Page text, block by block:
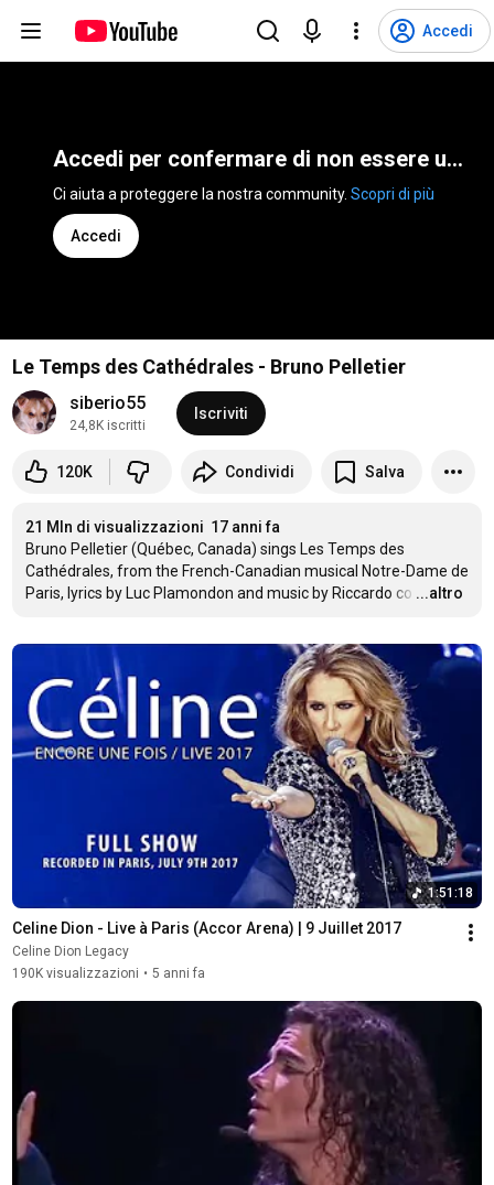
Accedi
Accedi per confermare di non essere un bot
Scopri di più
Accedi
Le Temps des Cathédrales - Bruno Pelletier
siberio55
24,8K iscritti
Iscriviti
120K Condividi Salva
21 Mln di visualizzazioni 17 anni fa
Bruno Pelletier (Québec, Canada) sings Les Temps des
Cathédrales, from the French-Canadian musical Notre-Dame de
Paris, lyrics by Luc Plamondon and music by Riccardo co …
...altro
1:51:18
Celine Dion - Live à Paris (Accor Arena) | 9 Juillet 2017
Celine Dion Legacy
190K visualizzazioni • 5 anni fa